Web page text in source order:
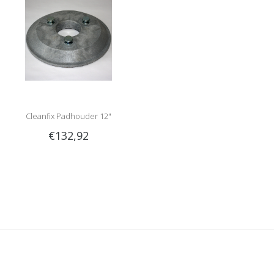
Cleanfix Padhouder 12"
€132,92